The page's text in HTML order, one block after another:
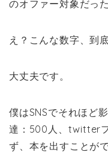
のオファー対象だっ
え？こんな数字、到
大丈夫です。
僕はSNSでそれほど
達：500人、twitter
ず、本を出すことが